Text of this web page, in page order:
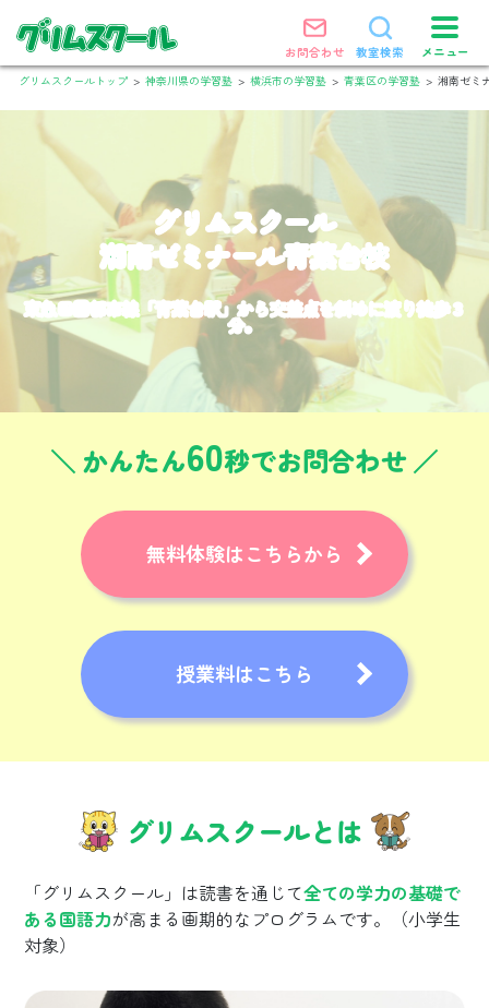
お問合わせ 教室検索 メニュー
グリムスクールトップ > 神奈川県の学習塾 > 横浜市の学習塾 > 青葉区の学習塾 > 湘南ゼミ
グリムスクール
湘南ゼミナール青葉台校
東急田園都市線「青葉台駅」から交差点を斜めに渡り徒歩３
分。
かんたん60秒でお問合わせ
無料体験はこちらから
授業料はこちら
グリムスクールとは
「グリムスクール」は読書を通じて全ての学力の基礎で
ある国語力が高まる画期的なプログラムです。（小学生
対象）